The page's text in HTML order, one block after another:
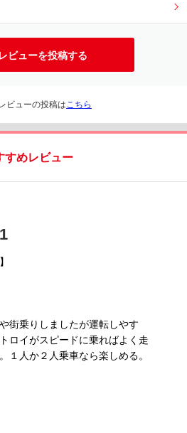
ビューを投稿する
ビューの投稿は こちら
すめレビュー
街乗りしましたが運転しやす
ロイがスピードに乗ればよく走
１人か２人乗車なら楽しめる。